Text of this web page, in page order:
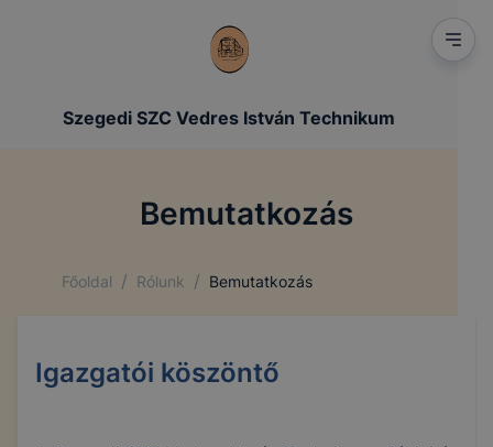
Szegedi SZC Vedres István Technikum
Bemutatkozás
Főoldal / Rólunk / Bemutatkozás
Igazgatói köszöntő